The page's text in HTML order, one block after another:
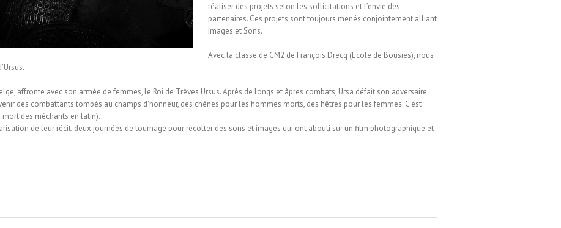
réaliser des projets selon les sollicitations et l’envie des
partenaires. Ces projets sont toujours menés conjointement alliant
Images et Sons.
Avec la classe de CM2 de François Drecq (École de Bousies), nous
affronte avec son armée de femmes, le Roi de Trêves Ursus. Après de longs et âpres combats, Ursa défait son adversaire.
des combattants tombés au champs d’honneur, des chênes pour les hommes morts, des hêtres pour les femmes. C’est
des méchants en latin).
de leur récit, deux journées de tournage pour récolter des sons et images qui ont abouti sur un film photographique et